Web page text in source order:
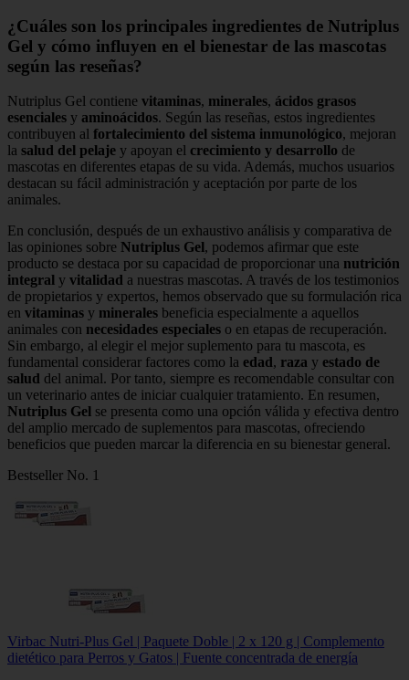
¿Cuáles son los principales ingredientes de Nutriplus
Gel y cómo influyen en el bienestar de las mascotas
según las reseñas?
Nutriplus Gel contiene vitaminas, minerales, ácidos grasos
esenciales y aminoácidos. Según las reseñas, estos ingredientes
contribuyen al fortalecimiento del sistema inmunológico, mejoran
la salud del pelaje y apoyan el crecimiento y desarrollo de
mascotas en diferentes etapas de su vida. Además, muchos usuarios
destacan su fácil administración y aceptación por parte de los
animales.
En conclusión, después de un exhaustivo análisis y comparativa de
las opiniones sobre Nutriplus Gel , podemos afirmar que este
producto se destaca por su capacidad de proporcionar una nutrición
integral y vitalidad a nuestras mascotas. A través de los testimonios
de propietarios y expertos, hemos observado que su formulación rica
en vitaminas y minerales beneficia especialmente a aquellos
animales con necesidades especiales o en etapas de recuperación.
Sin embargo, al elegir el mejor suplemento para tu mascota, es
fundamental considerar factores como la edad , raza y estado de
salud del animal. Por tanto, siempre es recomendable consultar con
un veterinario antes de iniciar cualquier tratamiento. En resumen,
Nutriplus Gel se presenta como una opción válida y efectiva dentro
del amplio mercado de suplementos para mascotas, ofreciendo
beneficios que pueden marcar la diferencia en su bienestar general.
Bestseller No. 1
Virbac Nutri-Plus Gel | Paquete Doble | 2 x 120 g | Complemento
dietético para Perros y Gatos | Fuente concentrada de energía